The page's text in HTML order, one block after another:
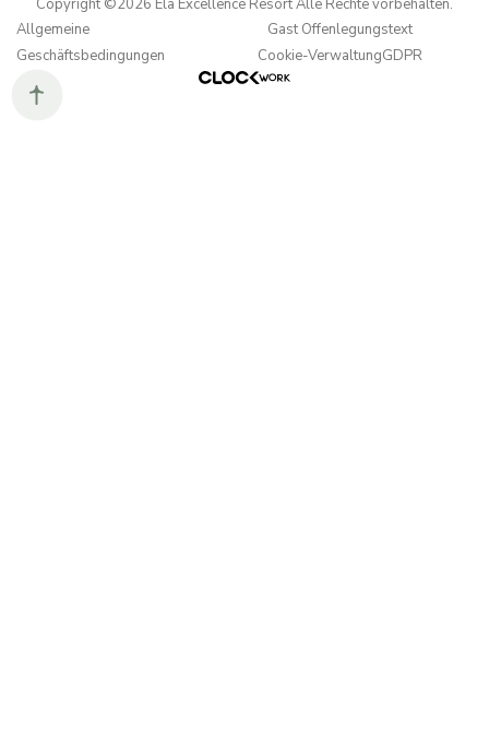
Copyright ©2026 Ela Excellence Resort Alle Rechte vorbehalten.
Allgemeine
Geschäftsbedingungen
Gast Offenlegungstext
Cookie-VerwaltungGDPR